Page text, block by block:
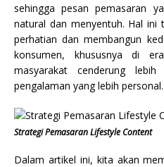
sehingga pesan pemasaran
natural dan menyentuh. Hal
perhatian dan membangun
konsumen, khususnya di
masyarakat cenderung
pengalaman yang lebih personal.
Strategi Pemasaran Lifestyle Content
Dalam artikel ini, kita akan